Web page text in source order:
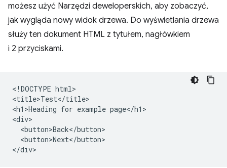
możesz użyć Narzędzi deweloperskich, aby zobaczyć,
jak wygląda nowy widok drzewa. Do wyświetlania drzewa
służy ten dokument HTML z tytułem, nagłówkiem
i 2 przyciskami.
<!DOCTYPE html>
<title>Test</title>
<h1>Heading for example page</h1>
<div>
  <button>Back</button>
  <button>Next</button>